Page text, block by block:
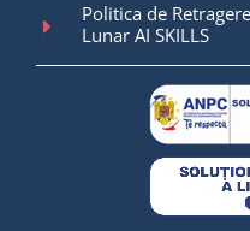
Politica de
Lunar AI SKILLS